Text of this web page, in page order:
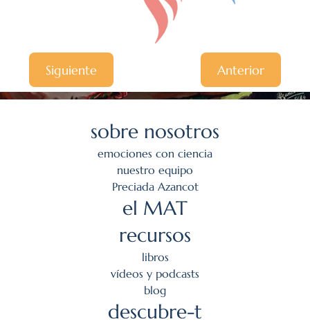
Siguiente Anterior
sobre nosotros
emociones con ciencia
nuestro equipo
Preciada Azancot
el MAT
recursos
libros
vídeos y podcasts
blog
descubre-t